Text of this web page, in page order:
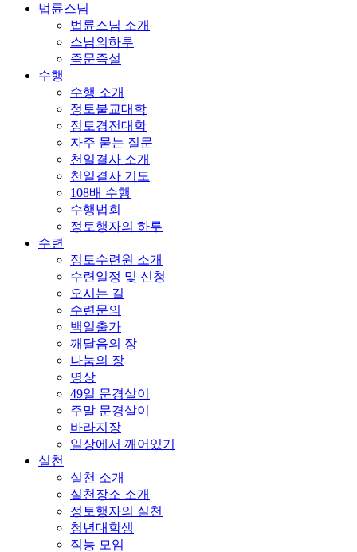
법륜스님
법륜스님 소개
스님의하루
즉문즉설
수행
수행 소개
정토불교대학
정토경전대학
자주 묻는 질문
천일결사 소개
천일결사 기도
108배 수행
수행법회
정토행자의 하루
수련
정토수련원 소개
수련일정 및 신청
오시는 길
수련문의
백일출가
깨달음의 장
나눔의 장
명상
49일 문경살이
주말 문경살이
바라지장
일상에서 깨어있기
실천
실천 소개
실천장소 소개
정토행자의 실천
청년대학생
직능 모임